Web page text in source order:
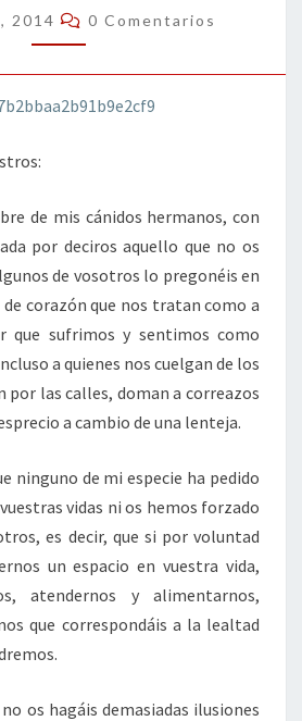
KALA
2014 Comentarios
0 Comentarios
de mis cánidos hermanos, con
por deciros aquello que no os
de vosotros lo pregonéis en
corazón que nos tratan como a
que sufrimos y sentimos como
a quienes nos cuelgan de los
por las calles, doman a correazos
a cambio de una lenteja.
ninguno de mi especie ha pedido
vidas ni os hemos forzado
es decir, que si por voluntad
un espacio en vuestra vida,
atendernos y alimentarnos,
que correspondáis a la lealtad
os hagáis demasiadas ilusiones